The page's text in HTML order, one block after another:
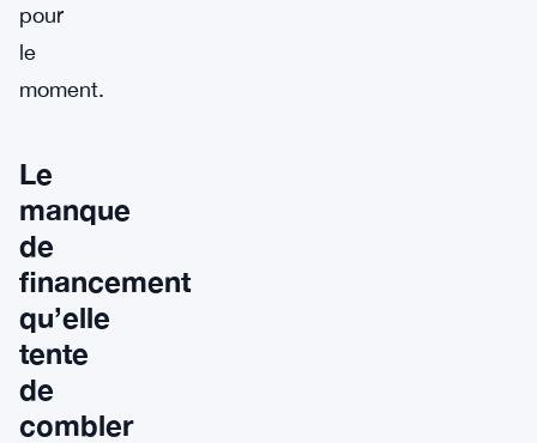
pour
le
moment.
Le
manque
de
financement
qu’elle
tente
de
combler